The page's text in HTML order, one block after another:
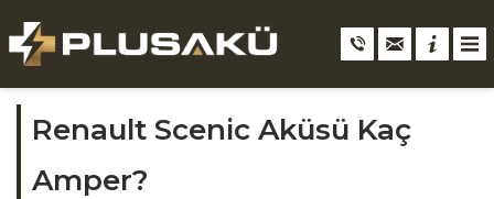
Renault Scenic Aküsü Kaç
Amper?